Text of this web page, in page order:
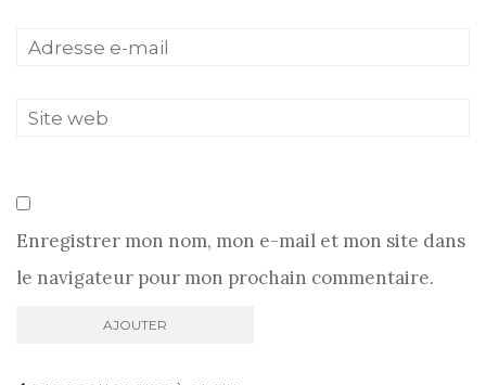
Enregistrer mon nom, mon e-mail et mon site dans
le navigateur pour mon prochain commentaire.